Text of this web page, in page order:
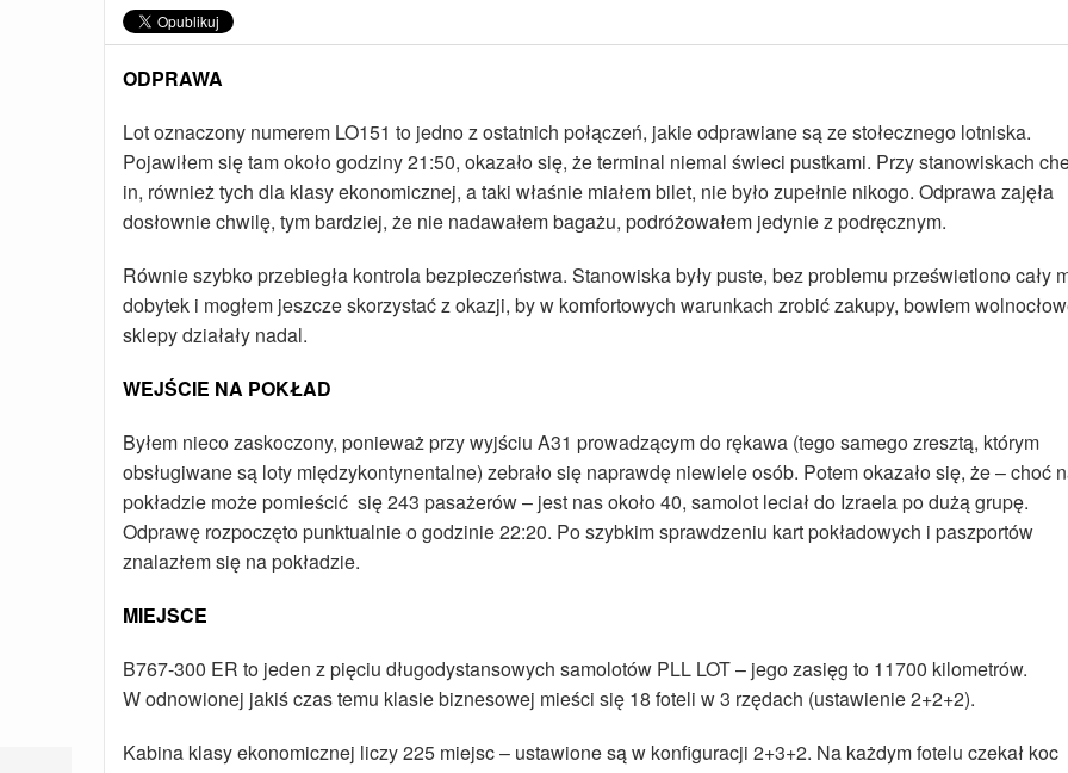
ODPRAWA
Lot oznaczony numerem LO151 to jedno z ostatnich połączeń, jakie odprawiane są ze stołecznego lotniska.
Pojawiłem się tam około godziny 21:50, okazało się, że terminal niemal świeci pustkami. Przy stanowiskach
in, również tych dla klasy ekonomicznej, a taki właśnie miałem bilet, nie było zupełnie nikogo. Odprawa zajęła
dosłownie chwilę, tym bardziej, że nie nadawałem bagażu, podróżowałem jedynie z podręcznym.
Równie szybko przebiegła kontrola bezpieczeństwa. Stanowiska były puste, bez problemu prześwietlono cały
dobytek i mogłem jeszcze skorzystać z okazji, by w komfortowych warunkach zrobić zakupy, bowiem
sklepy działały nadal.
WEJŚCIE NA POKŁAD
Byłem nieco zaskoczony, ponieważ przy wyjściu A31 prowadzącym do rękawa (tego samego zresztą, którym
obsługiwane są loty międzykontynentalne) zebrało się naprawdę niewiele osób. Potem okazało się, że – choć
pokładzie może pomieścić się 243 pasażerów – jest nas około 40, samolot leciał do Izraela po dużą grupę.
Odprawę rozpoczęto punktualnie o godzinie 22:20. Po szybkim sprawdzeniu kart pokładowych i paszportów
znalazłem się na pokładzie.
MIEJSCE
B767-300 ER to jeden z pięciu długodystansowych samolotów PLL LOT – jego zasięg to 11700 kilometrów.
W odnowionej jakiś czas temu klasie biznesowej mieści się 18 foteli w 3 rzędach (ustawienie 2+2+2).
Kabina klasy ekonomicznej liczy 225 miejsc – ustawione są w konfiguracji 2+3+2. Na każdym fotelu czekał koc